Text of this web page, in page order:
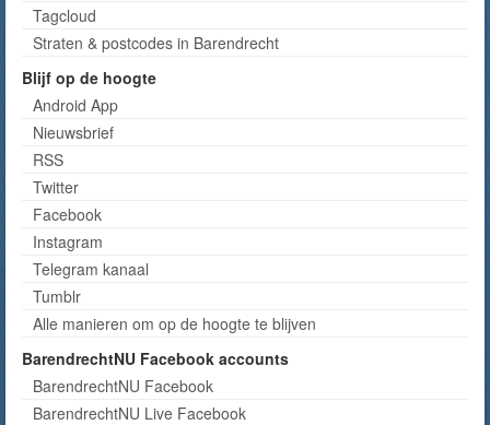
Tagcloud
Straten & postcodes in Barendrecht
Blijf op de hoogte
Android App
Nieuwsbrief
RSS
Twitter
Facebook
Instagram
Telegram kanaal
Tumblr
Alle manieren om op de hoogte te blijven
BarendrechtNU Facebook accounts
BarendrechtNU Facebook
BarendrechtNU Live Facebook